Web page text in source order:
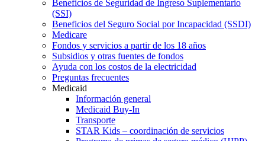
Beneficios de Seguridad de Ingreso Suplementario
(SSI)
Beneficios del Seguro Social por Incapacidad (SSDI)
Medicare
Fondos y servicios a partir de los 18 años
Subsidios y otras fuentes de fondos
Ayuda con los costos de la electricidad
Preguntas frecuentes
Medicaid
Información general
Medicaid Buy-In
Transporte
STAR Kids – coordinación de servicios